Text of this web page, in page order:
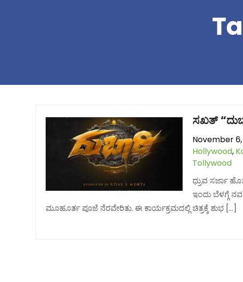
ಸಖತ್
November
Hollywood,
Tollywood
ಧ್ರುವ ಸರ್ಜಾ
ಇಂದು ಬೆಳಗ್ಗೆ
ಮೂಹೂರ್ತ ಪೂಜೆ ನೆರವೇರಿತು. ಈ ಕಾರ್ಯಕ್ರಮದಲ್ಲಿ ಚಿತ್ರಕ್ಕೆ ಶುಭ […]